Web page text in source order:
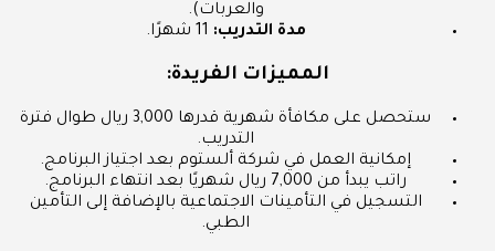
والعربات).
مدة التدريب:
المميزات الفريدة:
ستحصل على مكافأة شهرية قدرها 3,000 ريال طوال فترة
التدريب.
إمكانية العمل في شركة ألستوم بعد اجتياز البرنامج.
راتب يبدأ من 7,000 ريال شهريًا بعد انتهاء البرنامج.
التسجيل في التأمينات الاجتماعية بالإضافة إلى التأمين
الطبي.